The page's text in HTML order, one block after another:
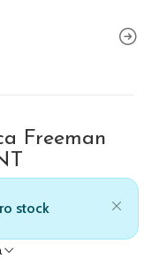
Freeman
stock